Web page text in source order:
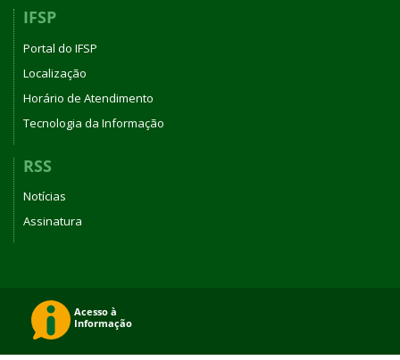
IFSP
Portal do IFSP
Localização
Horário de Atendimento
Tecnologia da Informação
RSS
Notícias
Assinatura